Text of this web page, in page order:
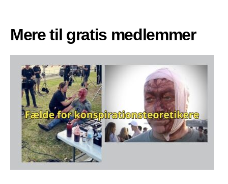
Mere til gratis medlemmer